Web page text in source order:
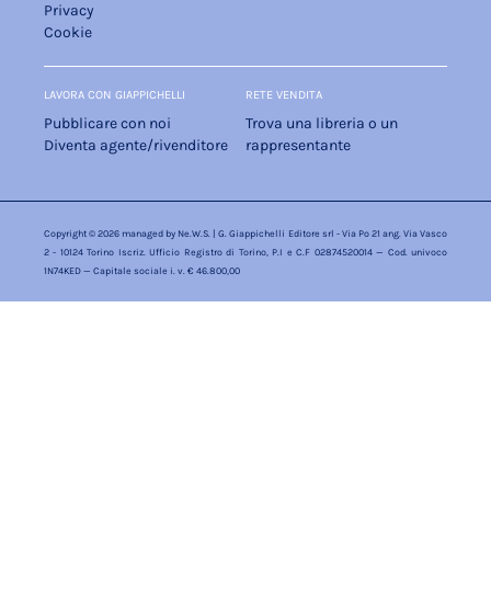
Privacy
Cookie
LAVORA CON GIAPPICHELLI
Pubblicare con noi
Diventa agente/rivenditore
RETE VENDITA
Trova una libreria o un
rappresentante
Copyright © 2026 managed by Ne.W.S. | G. Giappichelli Editore srl - Via Po 21 ang. Via Vasco
2 - 10124 Torino Iscriz. Ufficio Registro di Torino, P.I e C.F 02874520014 — Cod. univoco
1N74KED — Capitale sociale i. v. € 46.800,00